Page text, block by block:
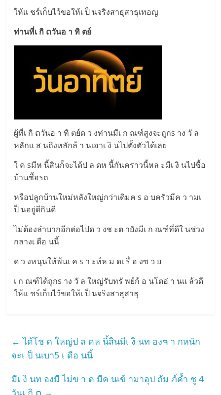
ให้เเ ชร์เก็บไว้ขอให้เ ป็ นจริงสาธุสาธุเทอญ
ท่านที่เ กิ ດวันอ า ทิ ตย์
ผู้ที่เ กิ ດวันอ า ทิ ตย์ด ว งท่านมีเ ก ณฑ์สูงจะถูกs าง วั ล
หลักเเ ส นถึงหลักล้ า นเอาเ งิ นไปตั้งตัวได้เลย
ใ ค sมีห นี้สินก็จะได้ป ล ดห นี้กันคราวนี้หล ะมีเ งิ นไปซื้อ
บ้านซื้อรถ
หรือปลูกบ้านใหม่หลังใหญ่กว่าเดิมค s อ บครัวมีค ว ามเ
ป็ นอยู่ดีกินดี
ไม่ต้องลำบากอีกต่อไปด ว งช ะต ายังมีเ ก ณฑ์ที่ดีใ นช่วง
กลางเ ดือ นนี้
ด ว งหนุนให้พ้นเ ค s า ะห์ห ม ดเ รื่ อ งซ ว ย
เ ก ณฑ์ได้ถูกs าง วั ล ใหญ่รับทรั พย์ก้ อ นโตอ่ า นเเ ล้วดี
ให้เเ ชร์เก็บไว้ขอให้เ ป็ นจริงสาธุสาธุ
← ได้โช ค ใหญ่ป ล ดห นี้สินมีเ งิ นท องຈ า กหนัก
จะเ ป็ นเบา5 เ ดือ นนี้
มีเ งิ นท องมี ไม่ข า ด มีค นเข้ ามาอุป ถัม ภ์ค้ำ ชู 4